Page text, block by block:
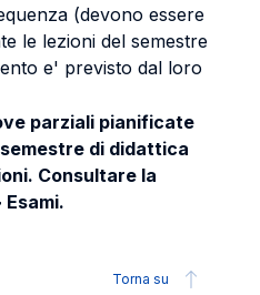
(devono essere
le lezioni del semestre
e' previsto dal loro
parziali pianificate
di didattica
Consultare la
Torna su